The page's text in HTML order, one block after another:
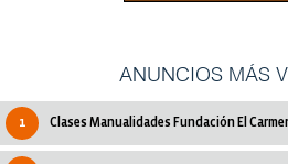
ANUNCIOS MÁS
1 Clases Manualidades Fundación El